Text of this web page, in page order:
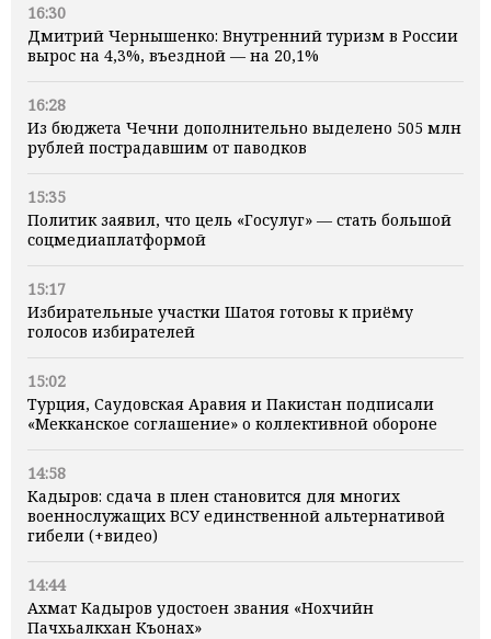
16:30
Дмитрий Чернышенко: Внутренний туризм в России
вырос на 4,3%, въездной — на 20,1%
16:28
Из бюджета Чечни дополнительно выделено 505 млн
рублей пострадавшим от паводков
15:35
Политик заявил, что цель «Госулуг» — стать большой
соцмедиаплатформой
15:17
Избирательные участки Шатоя готовы к приёму
голосов избирателей
15:02
Турция, Саудовская Аравия и Пакистан подписали
«Мекканское соглашение» о коллективной обороне
14:58
Кадыров: сдача в плен становится для многих
военнослужащих ВСУ единственной альтернативой
гибели (+видео)
14:44
Ахмат Кадыров удостоен звания «Нохчийн
Пачхьалкхан Къонах»